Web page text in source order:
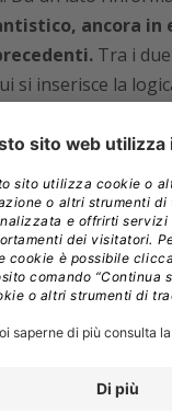
ancora in
Tra i
si inserisce la
il